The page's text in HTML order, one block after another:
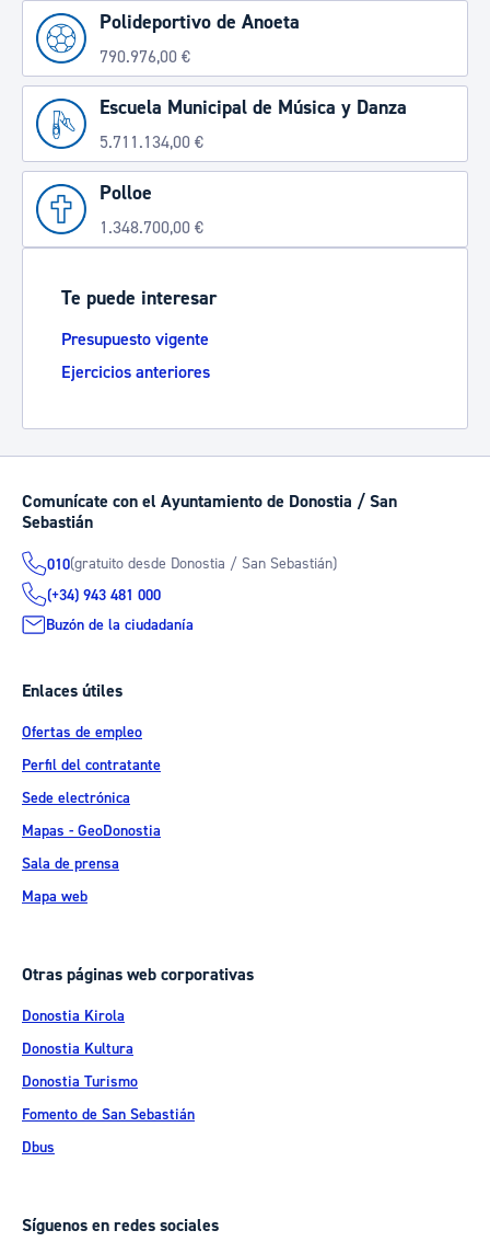
Polideportivo de Anoeta
790.976,00 €
Escuela Municipal de Música y Danza
5.711.134,00 €
Polloe
1.348.700,00 €
Te puede interesar
Presupuesto vigente
Ejercicios anteriores
Comunícate con el Ayuntamiento de Donostia / San
Sebastián
010(gratuito desde Donostia / San Sebastián)
(+34) 943 481 000
Buzón de la ciudadanía
Enlaces útiles
Ofertas de empleo
Perfil del contratante
Sede electrónica
Mapas - GeoDonostia
Sala de prensa
Mapa web
Otras páginas web corporativas
Donostia Kirola
Donostia Kultura
Donostia Turismo
Fomento de San Sebastián
Dbus
Síguenos en redes sociales